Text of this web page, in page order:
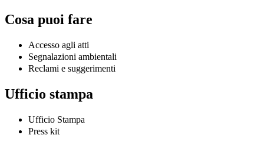
Cosa puoi fare
Accesso agli atti
Segnalazioni ambientali
Reclami e suggerimenti
Ufficio stampa
Ufficio Stampa
Press kit